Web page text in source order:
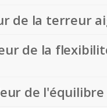
de la terreur
de la
de